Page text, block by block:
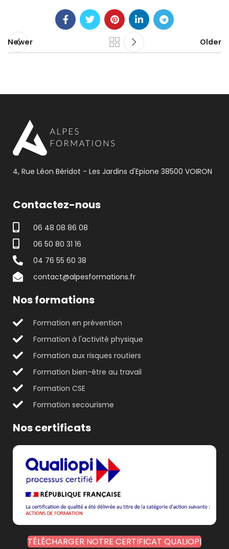
Newer Older
4, Rue Léon Béridot - Les Jardins d'Epione 38500 VOIRON
Contactez-nous
06 48 08 86 08
06 50 80 31 16
04 76 55 60 38
contact@alpesformations.fr
Nos formations
Formation en prévention
Formation à l'activité physique
Formation aux risques routiers
Formation bien-être au travail
Formation CSE
Formation secourisme
Nos certificats
TÉLÉCHARGER NOTRE CERTIFICAT QUALIOPI